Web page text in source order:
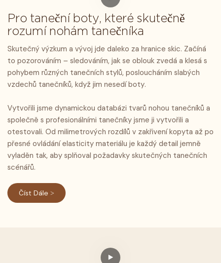
Pro taneční boty, které skutečně
rozumí nohám tanečníka
Skutečný výzkum a vývoj jde daleko za hranice skic. Začíná
to pozorováním – sledováním, jak se oblouk zvedá a klesá s
pohybem různých tanečních stylů, posloucháním slabých
vzdechů tanečníků, když jim nesedí boty.
Vytvořili jsme dynamickou databázi tvarů nohou tanečníků a
společně s profesionálními tanečníky jsme ji vytvořili a
otestovali. Od milimetrových rozdílů v zakřivení kopyta až po
přesné ovládání elasticity materiálu je každý detail jemně
vyladěn tak, aby splňoval požadavky skutečných tanečních
scénářů.
Číst Dále >